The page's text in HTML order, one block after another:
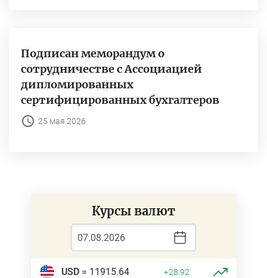
Подписан меморандум о
сотрудничестве с Ассоциацией
дипломированных
сертифицированных бухгалтеров
25 мая 2026
Курсы валют
USD= 11915.64 +28.92